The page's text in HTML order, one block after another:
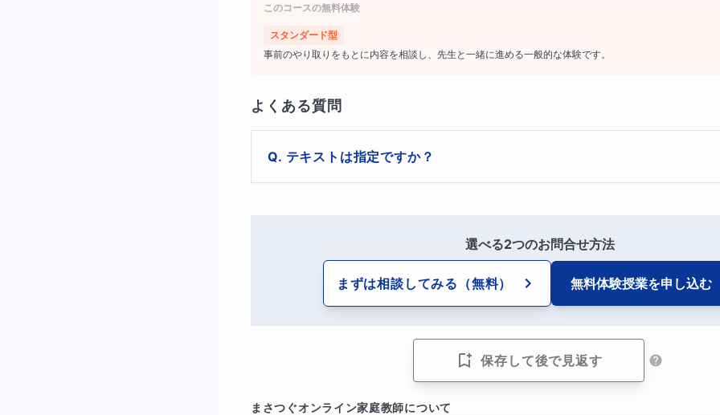
◆ ５回カリキュラム例（得意・不得意によって、内容は変わります）
1️⃣基礎徹底編
2️⃣ 売買損益編
3️⃣食塩水濃度編
・比の中の「１」を探す思考法／線分図を書いて考えよう
総仕上げ実戦編
・過去問を解いてみよう！
このコースの無料体験
スタンダード型
事前のやり取りをもとに内容を相談し、先生と一緒に進める一般的な体験です。
よくある質問
テキストは指定ですか？
選べる2つのお問合せ方法
まずは相談してみる （無料） 無料体験授業を申し込む
保存して後で見返す
まさつぐオンライン家庭教師について